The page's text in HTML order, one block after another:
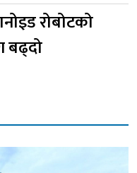
रोबोटको
बढ्दो